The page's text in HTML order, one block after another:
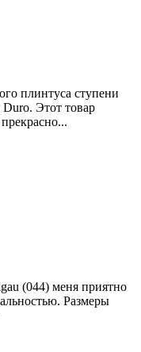
плинтуса ступени
Этот товар
(044) меня приятно
Размеры